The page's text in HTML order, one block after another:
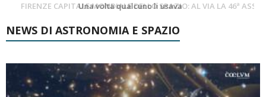
FIRENZE CAPITALE MONDIALE DELLO SPAZIO: AL VIA LA 46ª ASSEMBLEA SCIENTIFICA DEL COSPAR
Cielo del Mese di Agosto 2026
NEWS DI ASTRONOMIA E SPAZIO